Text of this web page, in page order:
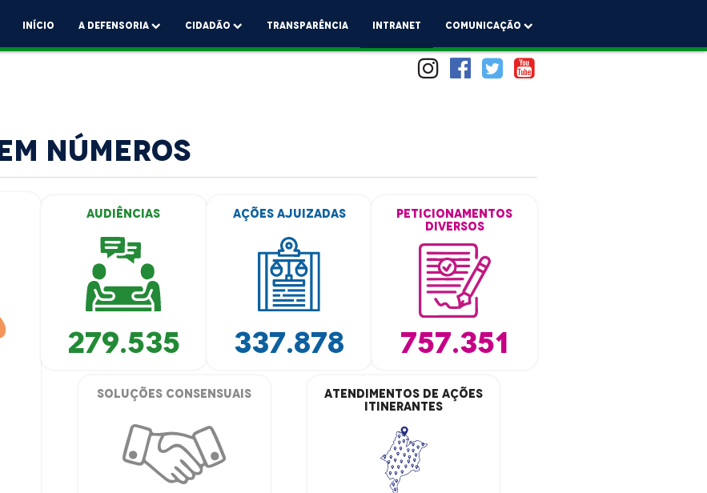
Início A Defensoria Cidadão Transparência Intranet comunicação
números
Audiências
279.535
Ações Ajuizadas
337.878
Peticionamentos
Diversos
757.351
Soluções Consensuais
Atendimentos De Ações
Itinerantes